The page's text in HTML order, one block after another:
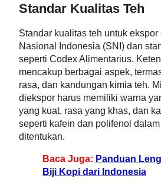
Standar Kualitas Teh
Standar kualitas teh untuk
Nasional Indonesia (SNI) dan
seperti Codex Alimentarius.
mencakup berbagai aspek,
rasa, dan kandungan kimia teh.
diekspor harus memiliki warna
yang kuat, rasa yang khas, dan
seperti kafein dan polifenol
ditentukan.
Baca Juga: Panduan
Biji Kopi dari Indonesia